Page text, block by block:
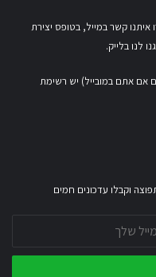
קשר במייל, בטופס יצירת
לנו בלייק.
אם אתם במובייל) יש רשימת
וקבלו עדכונים חמים